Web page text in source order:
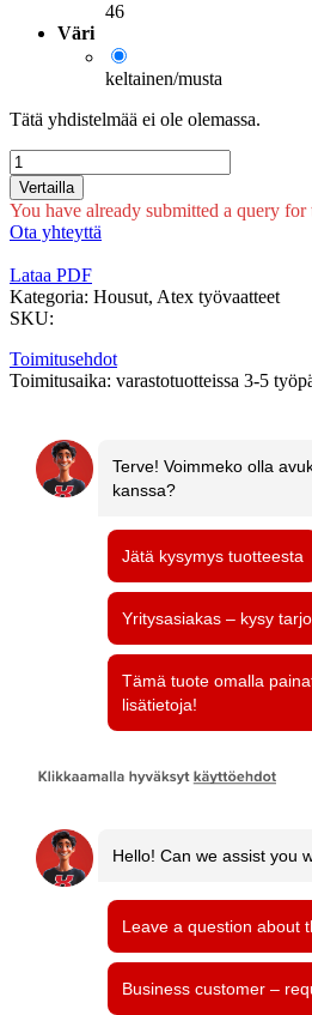
46
Väri
keltainen/musta
Tätä yhdistelmää ei ole olemassa.
Vertailla
You have already submitted a query for
Ota yhteyttä
Lataa PDF
Kategoria: Housut, Atex työvaatteet
SKU:
Toimitusehdot
Toimitusaika: varastotuotteissa 3-5